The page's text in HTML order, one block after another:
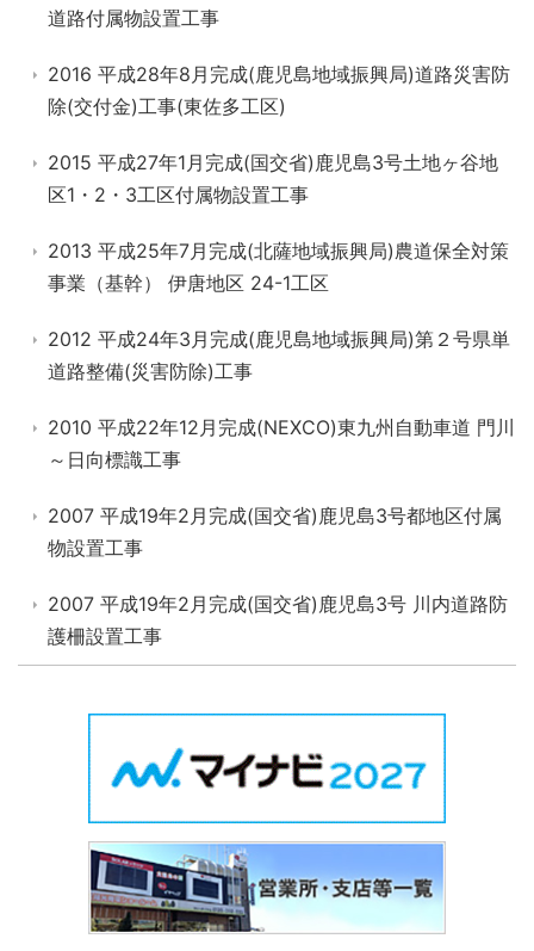
道路付属物設置工事
2016 平成28年8月完成(鹿児島地域振興局)道路災害防
除(交付金)工事(東佐多工区)
2015 平成27年1月完成(国交省)鹿児島3号土地ヶ谷地
区1・2・3工区付属物設置工事
2013 平成25年7月完成(北薩地域振興局)農道保全対策
事業（基幹） 伊唐地区 24-1工区
2012 平成24年3月完成(鹿児島地域振興局)第２号県単
道路整備(災害防除)工事
2010 平成22年12月完成(NEXCO)東九州自動車道 門川
～日向標識工事
2007 平成19年2月完成(国交省)鹿児島3号都地区付属
物設置工事
2007 平成19年2月完成(国交省)鹿児島3号 川内道路防
護柵設置工事